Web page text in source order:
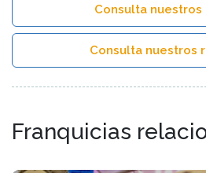
Consulta nuestros
Consulta nuestros
Franquicias